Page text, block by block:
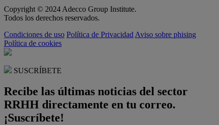
Copyright © 2024 Adecco Group Institute.
Todos los derechos reservados.
Condiciones de uso Política de PrivacidadAviso sobre phising
Política de cookies
SUSCRÍBETE
Recibe las últimas noticias del sector
RRHH directamente en tu correo.
¡Suscríbete!